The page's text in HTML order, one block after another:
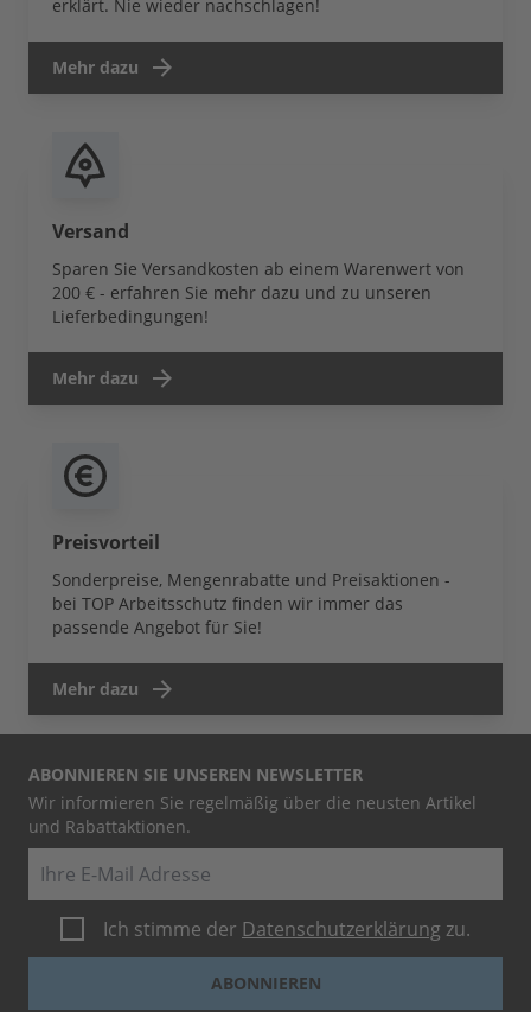
erklärt. Nie wieder nachschlagen!
Mehr dazu
Versand
Sparen Sie Versandkosten ab einem Warenwert von
200 € - erfahren Sie mehr dazu und zu unseren
Lieferbedingungen!
Mehr dazu
Preisvorteil
Sonderpreise, Mengenrabatte und Preisaktionen -
bei TOP Arbeitsschutz finden wir immer das
passende Angebot für Sie!
Mehr dazu
ABONNIEREN SIE UNSEREN NEWSLETTER
Wir informieren Sie regelmäßig über die neusten Artikel
und Rabattaktionen.
Ich stimme der Datenschutzerklärung zu.
ABONNIEREN